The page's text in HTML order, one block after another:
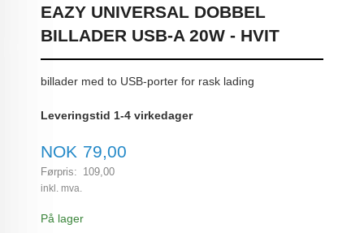
EAZY UNIVERSAL DOBBEL
BILLADER USB-A 20W - HVIT
billader med to USB-porter for rask lading
Leveringstid 1-4 virkedager
Tilbud
NOK 79,00
Førpris: 109,00
Rabatt
inkl. mva.
På lager